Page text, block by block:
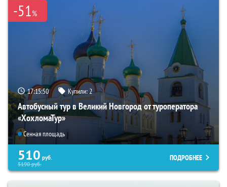
-51%
17:15:49 Купили:2
Автобусный тур в Великий Новгород от туроператора
«ХохломаТур»
Сенная площадь
510 руб.
5190руб.
ПОДРОБНЕЕ